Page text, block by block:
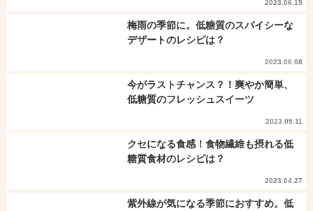
2023.06.15
梅雨の季節に。低糖質のスパイシーな
デザートのレシピは？
2023.06.08
今がラストチャンス？！爽やか簡単、
低糖質のフレッシュスイーツ
2023.05.11
クセになる食感！食物繊維も摂れる低
糖質食材のレシピは？
2023.04.27
紫外線が気になる季節におすすめ。低